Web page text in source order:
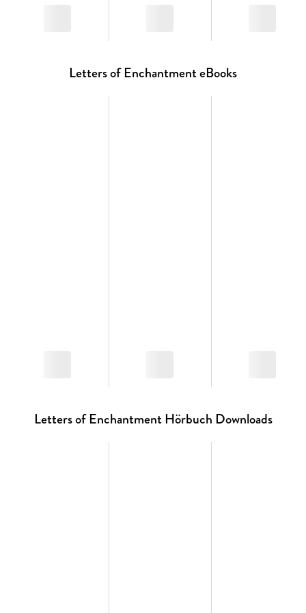
Letters of Enchantment eBooks
Letters of Enchantment Hörbuch Downloads